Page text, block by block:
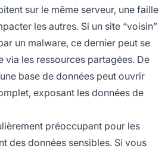
sur le même serveur, une faille
les autres. Si un site “voisin”
un malware, ce dernier peut se
via les ressources partagées. De
base de données peut ouvrir
exposant les données de
préoccupant pour les
des données sensibles. Si vous